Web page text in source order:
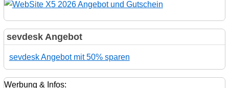
sevdesk Angebot
sevdesk Angebot mit 50% sparen
Werbung & Infos: